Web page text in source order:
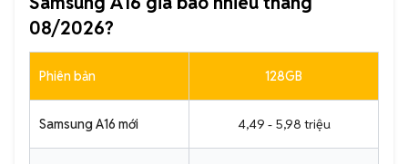
08/2026?
Phiên bản 128GB
Samsung A16 mới 4,49 - 5,98 triệu